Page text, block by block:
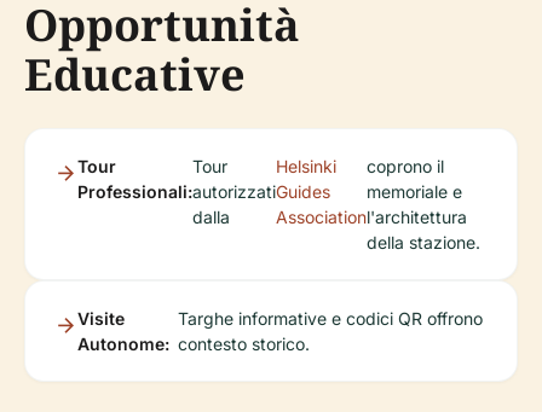
Opportunità
Educative
Tour
Professionali:
Tour
autorizzati
dalla
Helsinki
Guides
Association
coprono il
memoriale e
l'architettura
della stazione.
Visite
Autonome:
Targhe informative e codici QR offrono
contesto storico.